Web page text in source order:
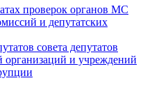
проверок органов МС
и депутатских
совета депутатов
организаций и учреждений